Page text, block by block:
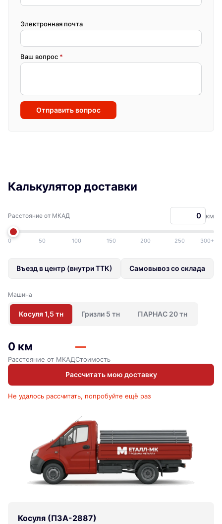
Электронная почта
Ваш вопрос *
Отправить вопрос
Калькулятор доставки
Расстояние от МКАД км
0 50 100 150 200 250 300+
Въезд в центр (внутри ТТК) Самовывоз со склада
Машина
Косуля 1,5 тн Гризли 5 тн ПАРНАС 20 тн
0 км
Расстояние от МКАД
—
Стоимость
Рассчитать мою доставку
Не удалось рассчитать, попробуйте ещё раз
Косуля (ПЗА-2887)